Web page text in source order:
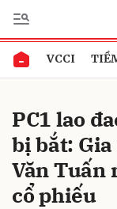
VCCI
PC1 lao
bị bắt:
Văn Tuấn
cổ phiếu
Gửi bình luận